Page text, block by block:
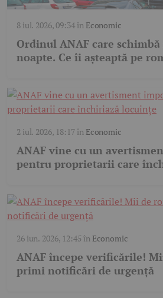
8 iul. 2026, 09:34în Economic
Ordinul ANAF care
noapte. Ce îi așteaptă pe
2 iul. 2026, 18:17în Economic
ANAF vine cu un
pentru proprietarii care
26 iun. 2026, 12:45 în Economic
ANAF începe verificările!
primi notificări de urgență